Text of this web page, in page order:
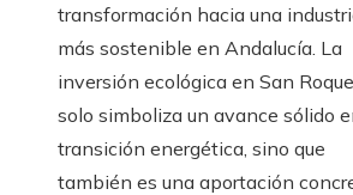
transformación hacia una
más sostenible en Andalucía. La
inversión ecológica en San
solo simboliza un avance sólido
transición energética, sino que
también es una aportación